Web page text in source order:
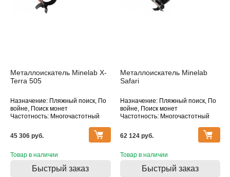
Металлоискатель Minelab X-
Terra 505
Назначение: Пляжный поиск, По
войне, Поиск монет
Частотность: Многочастотный
45 306 pуб.
Товар в наличии
Быстрый заказ
Металлоискатель Minelab
Safari
Назначение: Пляжный поиск, По
войне, Поиск монет
Частотность: Многочастотный
Водонепроницаемость: Катушка
62 124 pуб.
Товар в наличии
Быстрый заказ